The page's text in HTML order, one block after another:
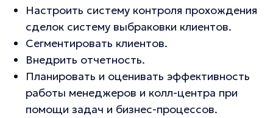
Настроить систему контроля прохождения
сделок систему выбраковки клиентов.
Сегментировать клиентов.
Внедрить отчетность.
Планировать и оценивать эффективность
работы менеджеров и колл-центра при
помощи задач и бизнес-процессов.